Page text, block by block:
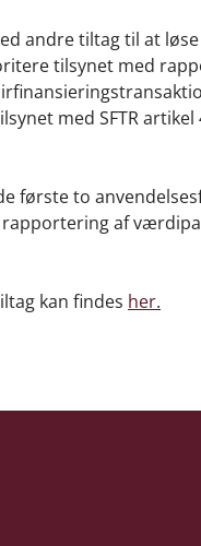
andre tiltag til at
tilsynet med
med SFTR
to
af
kan findes her.